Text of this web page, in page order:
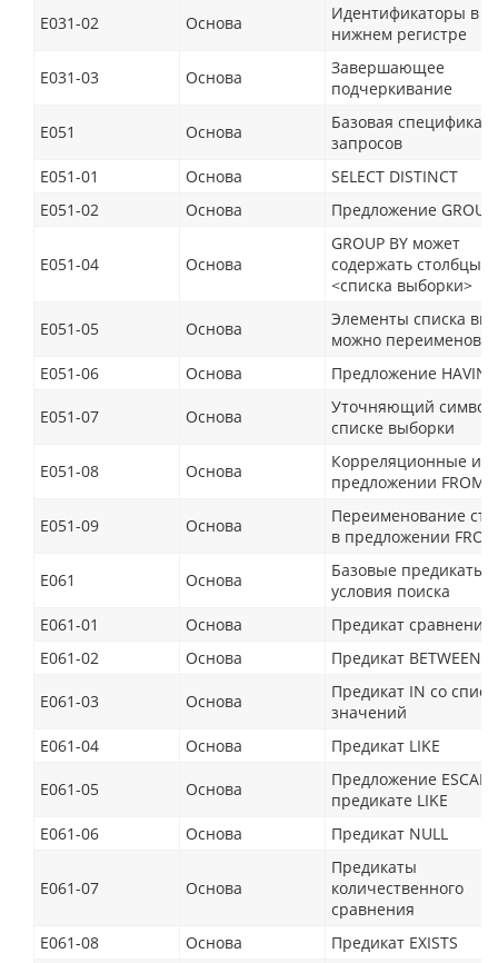
E031-02 Основа
Идентификаторы в
нижнем регистре
E031-03 Основа
Завершающее
подчеркивание
E051 Основа
Базовая
запросов
E051-01
Основа
SELECT DISTINCT
E051-02
Основа Предложение GROUP
E051-04 Основа
GROUP BY может
содержать столбцы
<списка выборки>
E051-05 Основа
Элементы списка
можно
E051-06
Основа Предложение HAVING
E051-07 Основа
Уточняющий
списке выборки
E051-08 Основа
Корреляционные
предложении FROM
E051-09 Основа
Переименование
в предложении FROM
E061 Основа
Базовые предикаты
условия поиска
E061-01
Основа
Предикат сравнения
E061-02
Основа Предикат BETWEEN
E061-03 Основа
Предикат IN со
значений
E061-04
Основа Предикат LIKE
E061-05 Основа
Предложение
предикате LIKE
E061-06
Основа Предикат NULL
E061-07 Основа
Предикаты
количественного
сравнения
E061-08
Основа Предикат EXISTS